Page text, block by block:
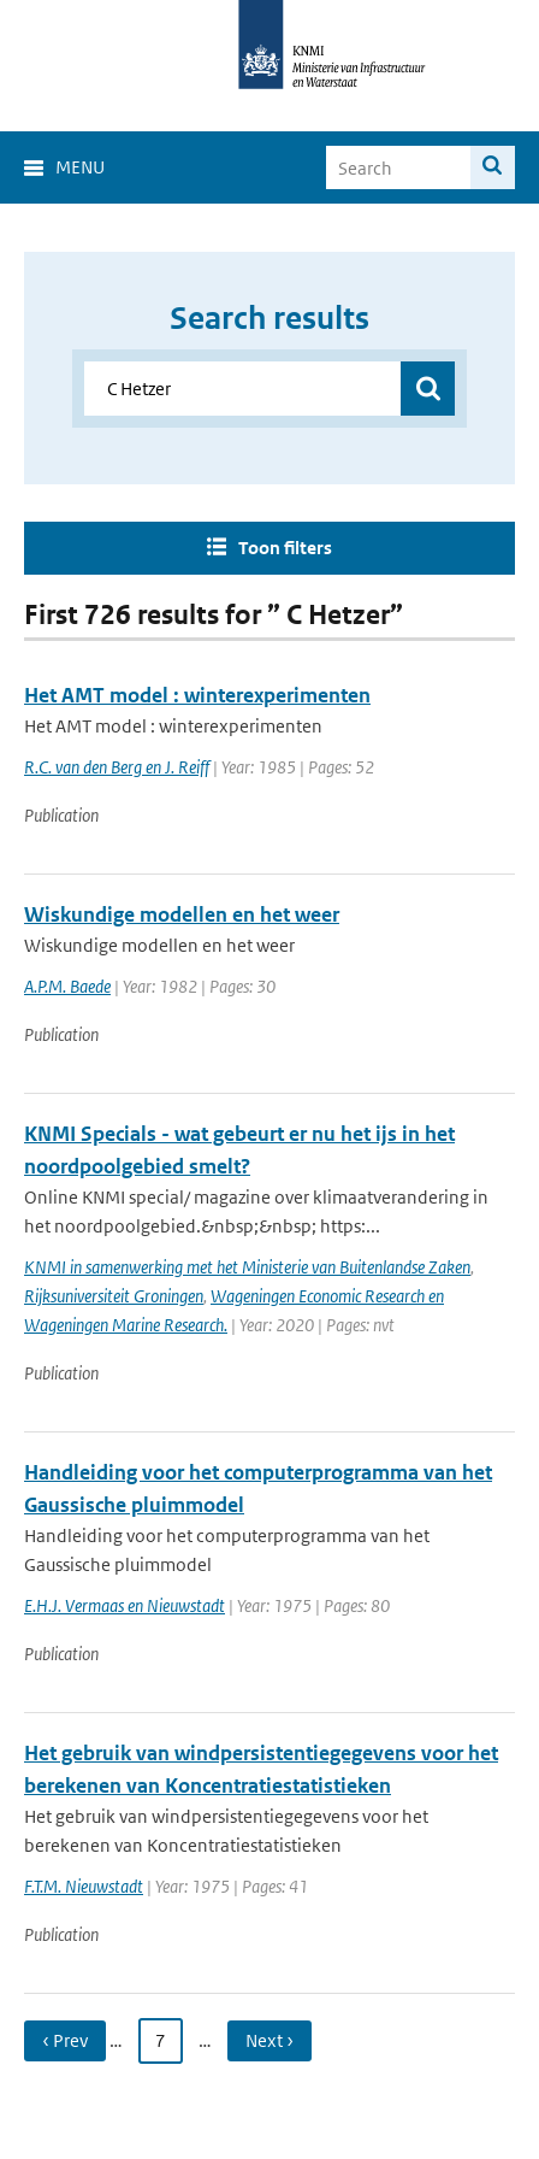
MENU
Search results
Toon filters
First 726 results for ” C Hetzer”
Het AMT model : winterexperimenten
Het AMT model : winterexperimenten
R.C. van den Berg en J. Reiff| Year: 1985 | Pages: 52
Publication
Wiskundige modellen en het weer
Wiskundige modellen en het weer
A.P.M. Baede | Year: 1982 | Pages: 30
Publication
KNMI Specials - wat gebeurt er nu het ijs in het
noordpoolgebied smelt?
Online KNMI special/ magazine over klimaatverandering in
het noordpoolgebied.&nbsp;&nbsp; https:...
KNMI in samenwerking met het Ministerie van Buitenlandse Zaken,
Rijksuniversiteit Groningen, Wageningen Economic Research en
Wageningen Marine Research. | Year: 2020 | Pages: nvt
Publication
Handleiding voor het computerprogramma van het
Gaussische pluimmodel
Handleiding voor het computerprogramma van het
Gaussische pluimmodel
E.H.J. Vermaas en Nieuwstadt | Year: 1975 | Pages: 80
Publication
Het gebruik van windpersistentiegegevens voor het
berekenen van Koncentratiestatistieken
Het gebruik van windpersistentiegegevens voor het
berekenen van Koncentratiestatistieken
F.T.M. Nieuwstadt | Year: 1975 | Pages: 41
Publication
‹ Prev … 7 … Next ›